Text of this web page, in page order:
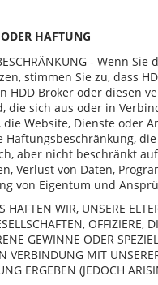
HAFTUNG
- Wenn
stimmen Sie zu, dass
HDD Broker oder diesen
die sich aus oder in
die Website, Dienste oder
Haftungsbeschränkung,
aber nicht beschränkt
Verlust von Daten,
von Eigentum und
HAFTEN WIR, UNSERE
OFFIZIERE,
GEWINNE ODER
VERBINDUNG MIT
ERGEBEN (JEDOCH